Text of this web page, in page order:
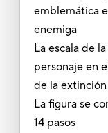
emblemática
enemiga
La escala de
personaje en
de la extinción
La figura se
14 pasos